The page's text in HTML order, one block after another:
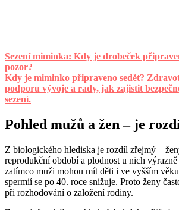
Sezení miminka: Kdy je drobeček
pozor?
Kdy je miminko připraveno sedět?
podporu vývoje a rady, jak zajistit
sezení.
Pohled mužů a žen – je
Z biologického hlediska je rozdíl zřejmý –
reprodukční období a plodnost u nich výrazně
zatímco muži mohou mít děti i ve vyšším
spermií se po 40. roce snižuje. Proto ženy
při rozhodování o založení rodiny.